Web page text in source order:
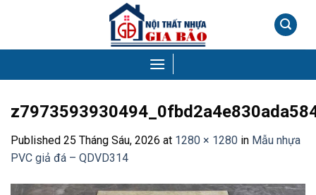
Published 25 Tháng Sáu, 2026 at 1280 × 1280 in Mẫu nhựa
PVC giả đá – QDVD314